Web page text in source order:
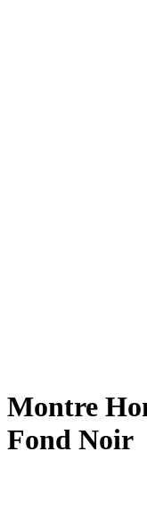
Montre
Fond Noir